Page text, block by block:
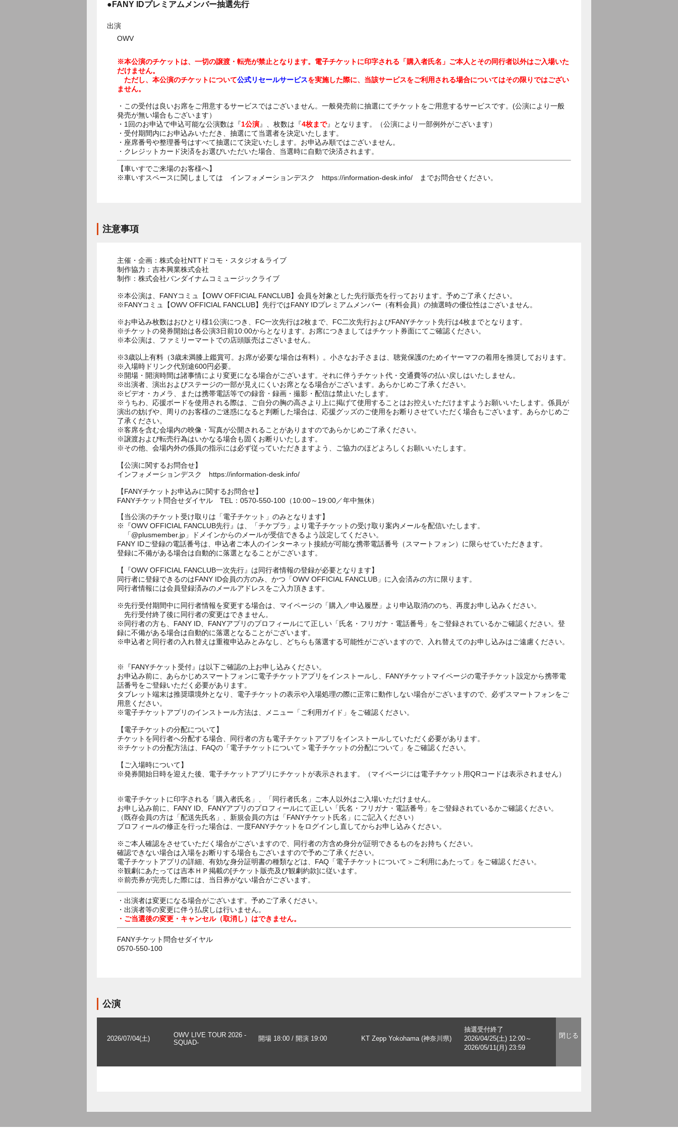
●FANY IDプレミアムメンバー抽選先行
出演
OWV
※本公演のチケットは、一切の譲渡・転売が禁止となります。電子チケットに印字される「購入者氏名」ご本人とその同行者以外はご入場いた
だけません。
ただし、本公演のチケットについて公式リセールサービスを実施した際に、当該サービスをご利用される場合についてはその限りではござい
ません。
・この受付は良いお席をご用意するサービスではございません。一般発売前に抽選にてチケットをご用意するサービスです。(公演により一般
発売が無い場合もございます）
・1回のお申込で申込可能な公演数は『1公演』、枚数は『4枚まで』となります。（公演により一部例外がございます）
・受付期間内にお申込みいただき、抽選にて当選者を決定いたします。
・座席番号や整理番号はすべて抽選にて決定いたします。お申込み順ではございません。
・クレジットカード決済をお選びいただいた場合、当選時に自動で決済されます。
【車いすでご来場のお客様へ】
※車いすスペースに関しましては インフォメーションデスク https://information-desk.info/ までお問合せください。
注意事項
主催・企画：株式会社NTTドコモ・スタジオ＆ライブ
制作協力：吉本興業株式会社
制作：株式会社バンダイナムコミュージックライブ
※本公演は、FANYコミュ【OWV OFFICIAL FANCLUB】会員を対象とした先行販売を行っております。予めご了承ください。
※FANYコミュ【OWV OFFICIAL FANCLUB】先行ではFANY IDプレミアムメンバー（有料会員）の抽選時の優位性はございません。
※お申込み枚数はおひとり様1公演につき、FC一次先行は2枚まで、FC二次先行およびFANYチケット先行は4枚までとなります。
※チケットの発券開始は各公演3日前10:00からとなります。お席につきましてはチケット券面にてご確認ください。
※本公演は、ファミリーマートでの店頭販売はございません。
※3歳以上有料（3歳未満膝上鑑賞可。お席が必要な場合は有料）。小さなお子さまは、聴覚保護のためイヤーマフの着用を推奨しております。
※入場時ドリンク代別途600円必要。
※開場・開演時間は諸事情により変更になる場合がございます。それに伴うチケット代・交通費等の払い戻しはいたしません。
※出演者、演出およびステージの一部が見えにくいお席となる場合がございます。あらかじめご了承ください。
※ビデオ・カメラ、または携帯電話等での録音・録画・撮影・配信は禁止いたします。
※うちわ、応援ボードを使用される際は、ご自分の胸の高さより上に掲げて使用することはお控えいただけますようお願いいたします。係員が
演出の妨げや、周りのお客様のご迷惑になると判断した場合は、応援グッズのご使用をお断りさせていただく場合もございます。あらかじめご
了承ください。
※客席を含む会場内の映像・写真が公開されることがありますのであらかじめご了承ください。
※譲渡および転売行為はいかなる場合も固くお断りいたします。
※その他、会場内外の係員の指示には必ず従っていただきますよう、ご協力のほどよろしくお願いいたします。
【公演に関するお問合せ】
インフォメーションデスク https://information-desk.info/
【FANYチケットお申込みに関するお問合せ】
FANYチケット問合せダイヤル TEL：0570-550-100（10:00～19:00／年中無休）
【当公演のチケット受け取りは「電子チケット」のみとなります】
※『OWV OFFICIAL FANCLUB先行』は、「チケプラ」より電子チケットの受け取り案内メールを配信いたします。
「@plusmember.jp」ドメインからのメールが受信できるよう設定してください。
FANY IDご登録の電話番号は、申込者ご本人のインターネット接続が可能な携帯電話番号（スマートフォン）に限らせていただきます。
登録に不備がある場合は自動的に落選となることがございます。
【『OWV OFFICIAL FANCLUB一次先行』は同行者情報の登録が必要となります】
同行者に登録できるのはFANY ID会員の方のみ、かつ「OWV OFFICIAL FANCLUB」に入会済みの方に限ります。
同行者情報には会員登録済みのメールアドレスをご入力頂きます。
※先行受付期間中に同行者情報を変更する場合は、マイページの「購入／申込履歴」より申込取消ののち、再度お申し込みください。
先行受付終了後に同行者の変更はできません。
※同行者の方も、FANY ID、FANYアプリのプロフィールにて正しい「氏名・フリガナ・電話番号」をご登録されているかご確認ください。登
録に不備がある場合は自動的に落選となることがございます。
※申込者と同行者の入れ替えは重複申込みとみなし、どちらも落選する可能性がございますので、入れ替えてのお申し込みはご遠慮ください。
※『FANYチケット受付』は以下ご確認の上お申し込みください。
お申込み前に、あらかじめスマートフォンに電子チケットアプリをインストールし、FANYチケットマイページの電子チケット設定から携帯電
話番号をご登録いただく必要があります。
タブレット端末は推奨環境外となり、電子チケットの表示や入場処理の際に正常に動作しない場合がございますので、必ずスマートフォンをご
用意ください。
※電子チケットアプリのインストール方法は、メニュー「ご利用ガイド」をご確認ください。
【電子チケットの分配について】
チケットを同行者へ分配する場合、同行者の方も電子チケットアプリをインストールしていただく必要があります。
※チケットの分配方法は、FAQの「電子チケットについて＞電子チケットの分配について」をご確認ください。
【ご入場時について】
※発券開始日時を迎えた後、電子チケットアプリにチケットが表示されます。（マイページには電子チケット用QRコードは表示されません）
※電子チケットに印字される「購入者氏名」、「同行者氏名」ご本人以外はご入場いただけません。
お申し込み前に、FANY ID、FANYアプリのプロフィールにて正しい「氏名・フリガナ・電話番号」をご登録されているかご確認ください。
（既存会員の方は「配送先氏名」、新規会員の方は「FANYチケット氏名」にご記入ください）
プロフィールの修正を行った場合は、一度FANYチケットをログインし直してからお申し込みください。
※ご本人確認をさせていただく場合がございますので、同行者の方含め身分が証明できるものをお持ちください。
確認できない場合は入場をお断りする場合もございますので予めご了承ください。
電子チケットアプリの詳細、有効な身分証明書の種類などは、FAQ「電子チケットについて＞ご利用にあたって」をご確認ください。
※観劇にあたっては吉本ＨＰ掲載の[チケット販売及び観劇約款]に従います。
※前売券が完売した際には、当日券がない場合がございます。
・出演者は変更になる場合がございます。予めご了承ください。
・出演者等の変更に伴う払戻しは行いません。
・ご当選後の変更・キャンセル（取消し）はできません。
FANYチケット問合せダイヤル
0570-550-100
公演
2026/07/04(土)
OWV LIVE TOUR 2026 -
SQUAD-
開場 18:00 / 開演 19:00 KT Zepp Yokohama (神奈川県)
抽選受付終了
2026/04/25(土) 12:00～
2026/05/11(月) 23:59